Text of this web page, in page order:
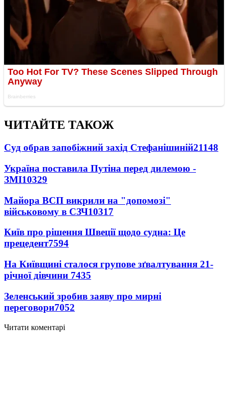
ЧИТАЙТЕ ТАКОЖ
Суд обрав запобіжний захід Стефанішиній21148
Україна поставила Путіна перед дилемою -
ЗМІ10329
Майора ВСП викрили на "допомозі"
військовому в СЗЧ10317
Київ про рішення Швеції щодо судна: Це
прецедент7594
На Київщині сталося групове зґвалтування 21-
річної дівчини 7435
Зеленський зробив заяву про мирні
переговори7052
Читати коментарі